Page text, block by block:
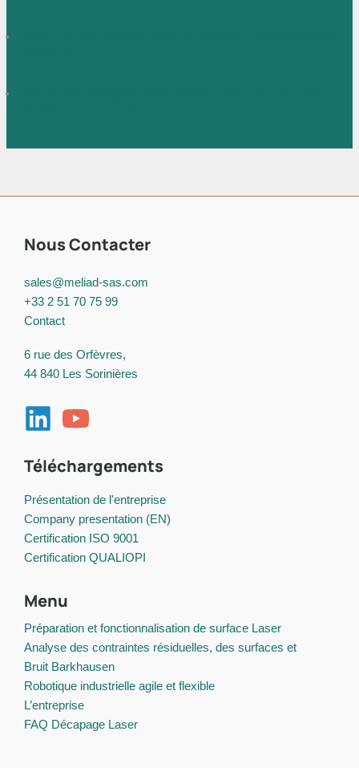
Nous Contacter
sales@meliad-sas.com
+33 2 51 70 75 99
Contact
6 rue des Orfèvres,
44 840 Les Sorinières
Téléchargements
Présentation de l'entreprise
Company presentation (EN)
Certification ISO 9001
Certification QUALIOPI
Menu
Préparation et fonctionnalisation de surface Laser
Analyse des contraintes résiduelles, des surfaces et
Bruit Barkhausen
Robotique industrielle agile et flexible
L’entreprise
FAQ Décapage Laser